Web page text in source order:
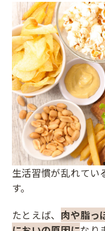
生活習慣が乱れてい
す。
たとえば、 肉や脂っ